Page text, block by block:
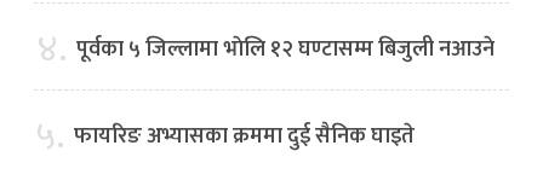
४. पूर्वका ५ जिल्लामा भाेलि १२ घण्टासम्म बिजुली नआउने
५. फायरिङ अभ्यासका क्रममा दुई सैनिक घाइते